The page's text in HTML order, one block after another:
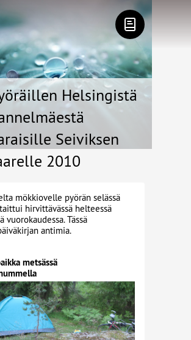
Helsingistä
Seiviksen
2010
mökkiovelle pyörän selässä
hirvittävässä helteessä
vuorokaudessa. Tässä
antimia.
metsässä